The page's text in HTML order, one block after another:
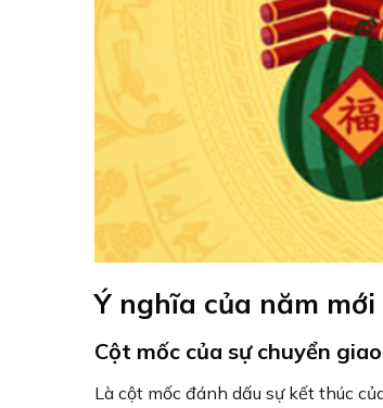
Ý nghĩa của năm
Cột mốc của sự chuyển giao
Là cột mốc đánh dấu sự kết thúc